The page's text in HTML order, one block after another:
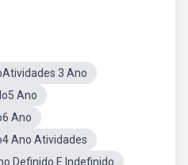
3 Ano
Ano
Ano
Ano Atividades
Definido E Indefinido